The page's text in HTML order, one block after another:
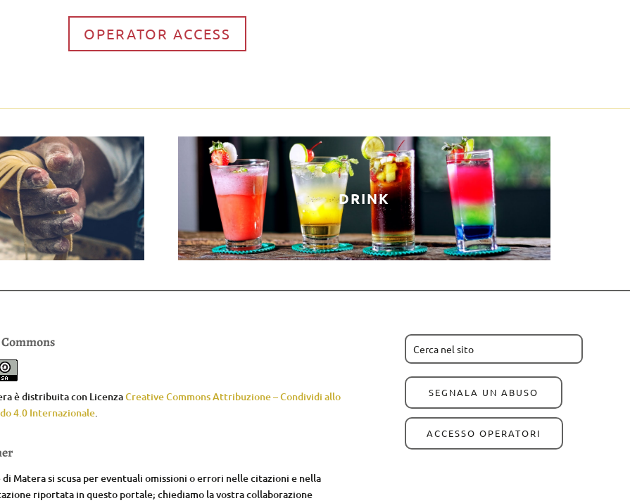
OPERATOR ACCESS
DRINK
è distribuita con LicenzaCreative Commons Attribuzione – Condividi allo
4.0 Internazionale.
di Matera si scusa per eventuali omissioni o errori nelle citazioni e nella
riportata in questo portale; chiediamo la vostra collaborazione
SEGNALA UN ABUSO
ACCESSO OPERATORI